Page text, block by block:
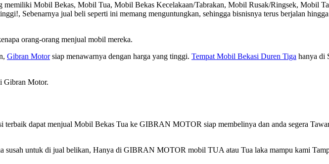
Mobil Bekas, Mobil Tua, Mobil Bekas Kecelakaan/Tabrakan, Mobil Rusak/Ringsek, Mobil
Sebenarnya jual beli seperti ini memang menguntungkan, sehingga bisnisnya terus berjalan hingga
orang-orang menjual mobil mereka.
Gibran Motorsiap menawarnya dengan harga yang tinggi. Tempat Mobil Bekasi Duren Tiga hanya di
Gibran Motor.
dapat menjual Mobil Bekas Tua ke GIBRAN MOTOR siap membelinya dan anda segera
susah untuk di jual belikan, Hanya di GIBRAN MOTOR mobil TUA atau Tua laka mampu kami